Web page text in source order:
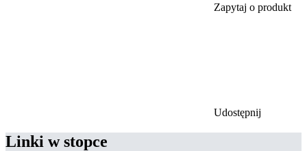
Zapytaj o produkt
Udostępnij
Linki w stopce